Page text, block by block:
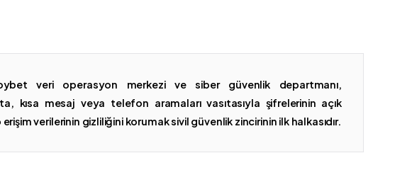
veri operasyon merkezi ve siber güvenlik departmanı,
kısa mesaj veya telefon aramaları vasıtasıyla şifrelerinin açık
verilerinin gizliliğini korumak sivil güvenlik zincirinin ilk halkasıdır.